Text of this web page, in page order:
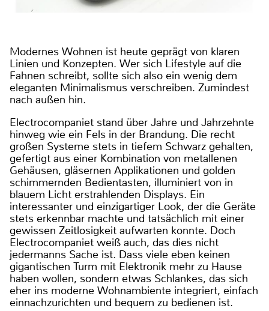
Modernes Wohnen ist heute geprägt von klaren
Linien und Konzepten. Wer sich Lifestyle auf die
Fahnen schreibt, sollte sich also ein wenig dem
eleganten Minimalismus verschreiben. Zumindest
nach außen hin.
Electrocompaniet stand über Jahre und Jahrzehnte
hinweg wie ein Fels in der Brandung. Die recht
großen Systeme stets in tiefem Schwarz gehalten,
gefertigt aus einer Kombination von metallenen
Gehäusen, gläsernen Applikationen und golden
schimmernden Bedientasten, illuminiert von in
blauem Licht erstrahlenden Displays. Ein
interessanter und einzigartiger Look, der die Geräte
stets erkennbar machte und tatsächlich mit einer
gewissen Zeitlosigkeit aufwarten konnte. Doch
Electrocompaniet weiß auch, das dies nicht
jedermanns Sache ist. Dass viele eben keinen
gigantischen Turm mit Elektronik mehr zu Hause
haben wollen, sondern etwas Schlankes, das sich
eher ins moderne Wohnambiente integriert, einfach
einnachzurichten und bequem zu bedienen ist.